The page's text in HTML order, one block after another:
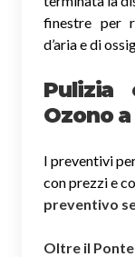
finestre per
d’aria e di
Pulizia
Ozono
I preventivi
con prezzi e
preventivo
Oltre il Ponte